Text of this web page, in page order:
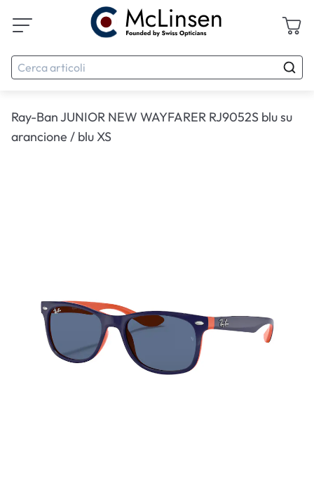
Ray-Ban JUNIOR NEW WAYFARER RJ9052S blu su
arancione / blu XS